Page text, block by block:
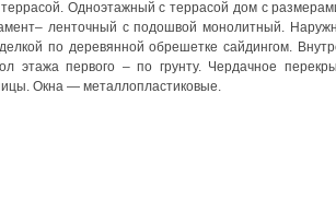
Одноэтажный с террасой дом с
ленточный с подошвой монолитный.
по деревянной обрешетке сайдингом.
этажа первого – по грунту. Чердачное
Окна — металлопластиковые.